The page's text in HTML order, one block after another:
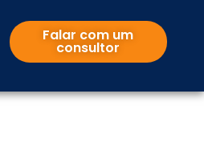
Falar com um
consultor